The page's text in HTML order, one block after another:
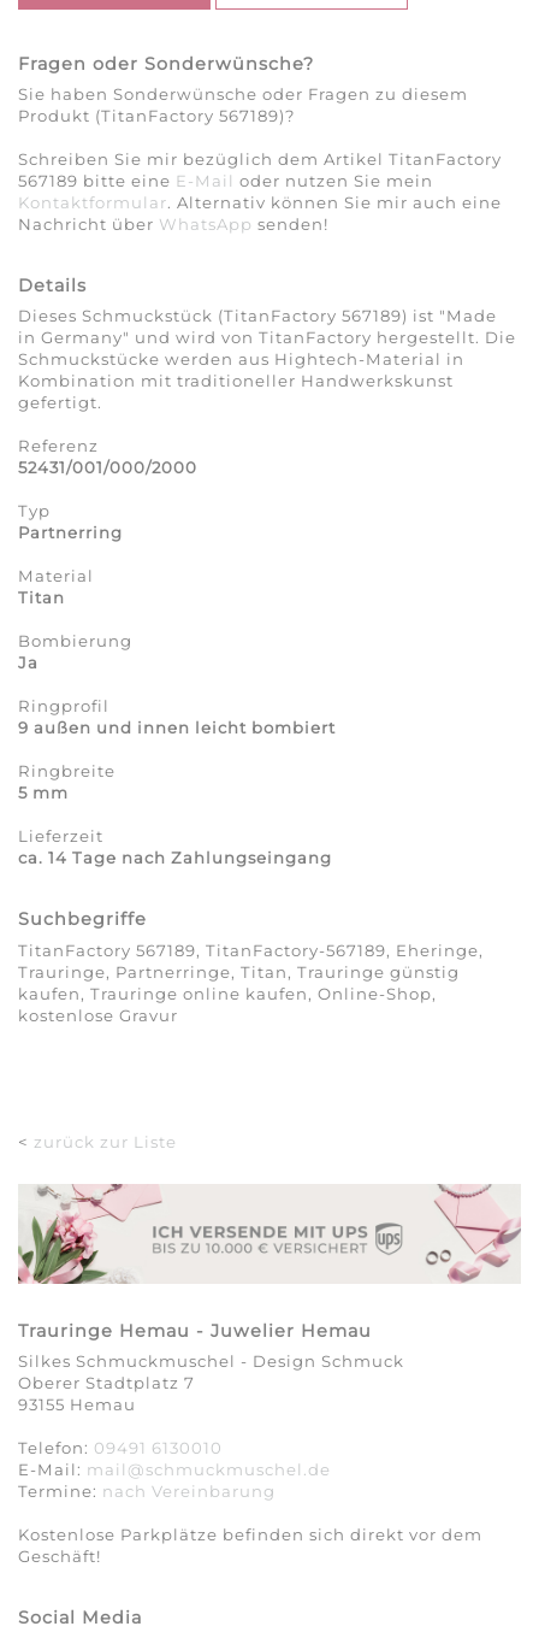
Fragen oder Sonderwünsche?
Sie haben Sonderwünsche oder Fragen zu diesem
Produkt (TitanFactory 567189)?
Schreiben Sie mir bezüglich dem Artikel TitanFactory
567189 bitte eine E-Mail oder nutzen Sie mein
Kontaktformular. Alternativ können Sie mir auch eine
Nachricht über WhatsApp senden!
Details
Dieses Schmuckstück (TitanFactory 567189) ist "Made
in Germany" und wird von TitanFactory hergestellt. Die
Schmuckstücke werden aus Hightech-Material in
Kombination mit traditioneller Handwerkskunst
gefertigt.
Referenz
52431/001/000/2000
Typ
Partnerring
Material
Titan
Bombierung
Ja
Ringprofil
9 außen und innen leicht bombiert
Ringbreite
5 mm
Lieferzeit
ca. 14 Tage nach Zahlungseingang
Suchbegriffe
TitanFactory 567189, TitanFactory-567189, Eheringe,
Trauringe, Partnerringe, Titan, Trauringe günstig
kaufen, Trauringe online kaufen, Online-Shop,
kostenlose Gravur
< zurück zur Liste
Trauringe Hemau - Juwelier Hemau
Silkes Schmuckmuschel - Design Schmuck
Oberer Stadtplatz 7
93155 Hemau
Telefon: 09491 6130010
E-Mail: mail@schmuckmuschel.de
Termine: nach Vereinbarung​​​​​​​
Kostenlose Parkplätze befinden sich direkt vor dem
Geschäft!
Social Media